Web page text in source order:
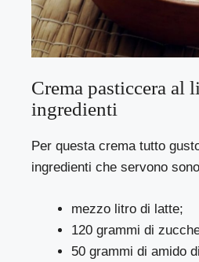
Crema pasticcera al
ingredienti
Per questa crema tutto
ingredienti che servono
mezzo litro di latte;
120 grammi di
50 grammi di amido